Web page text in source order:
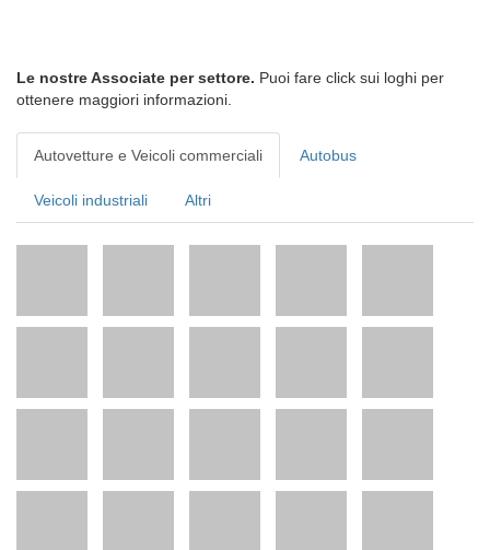
Le nostre Associate per settore. Puoi fare click sui loghi per
ottenere maggiori informazioni.
Autovetture e Veicoli commerciali Autobus
Veicoli industriali Altri